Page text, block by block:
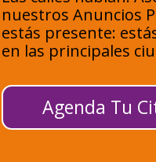
nuestros Anuncios
estás presente:
en las principales
Agenda Tu